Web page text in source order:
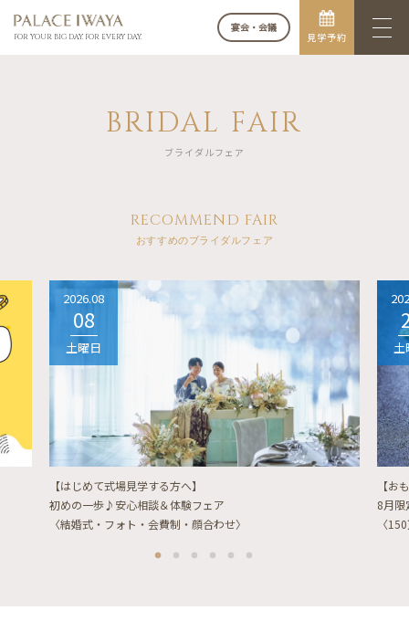
FOR YOUR BIG DAY. FOR EVERY DAY.
宴会・会議
見学予約
BRIDAL FAIR
ブライダルフェア
RECOMMEND FAIR
おすすめのブライダルフェア
2026.08
08
土曜日
【はじめて式場見学する方へ】
初めの一歩♪安心相談＆体験フェア
〈結婚式・フォト・会費制・顔合わせ〉
土
【お
8月限
〈